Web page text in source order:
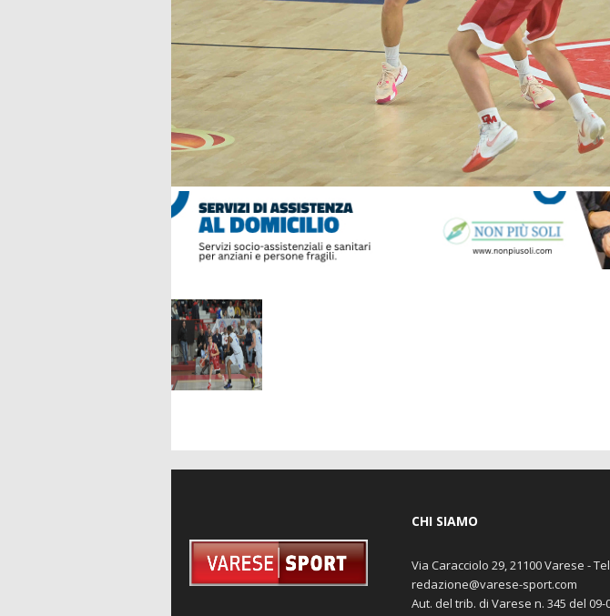
CHI SIAMO
Via Caracciolo 29, 21100 Varese -
redazione@varese-sport.com
Aut. del trib. di Varese n. 345 del